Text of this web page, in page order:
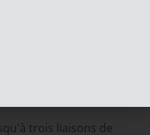
trois liaisons de